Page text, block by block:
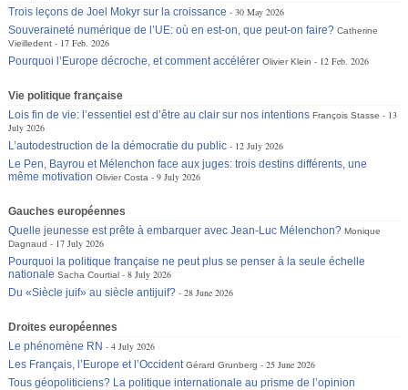
Trois leçons de Joel Mokyr sur la croissance
30 May 2026
Souveraineté numérique de l’UE: où en est-on, que peut-on faire? Catherine
Vieilledent
17 Feb. 2026
Pourquoi l’Europe décroche, et comment accélérer Olivier Klein 12 Feb. 2026
Vie politique française
Lois fin de vie: l’essentiel est d’être au clair sur nos intentions François Stasse
13
July 2026
L’autodestruction de la démocratie du public
12 July 2026
Le Pen, Bayrou et Mélenchon face aux juges: trois destins différents, une
même motivation Olivier Costa 9 July 2026
Gauches européennes
Quelle jeunesse est prête à embarquer avec Jean-Luc Mélenchon? Monique
Dagnaud
17 July 2026
Pourquoi la politique française ne peut plus se penser à la seule échelle
nationale Sacha Courtial
8 July 2026
Du «Siècle juif» au siècle antijuif?
28 June 2026
Droites européennes
Le phénomène RN
4 July 2026
Les Français, l’Europe et l’Occident Gérard Grunberg
25 June 2026
Tous géopoliticiens? La politique internationale au prisme de l’opinion